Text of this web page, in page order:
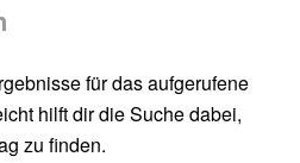
für das aufgerufene
hilft dir die Suche dabei,
zu finden.